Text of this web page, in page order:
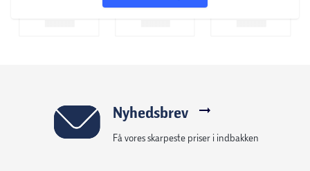
Nyhedsbrev
Få vores skarpeste priser i indbakken